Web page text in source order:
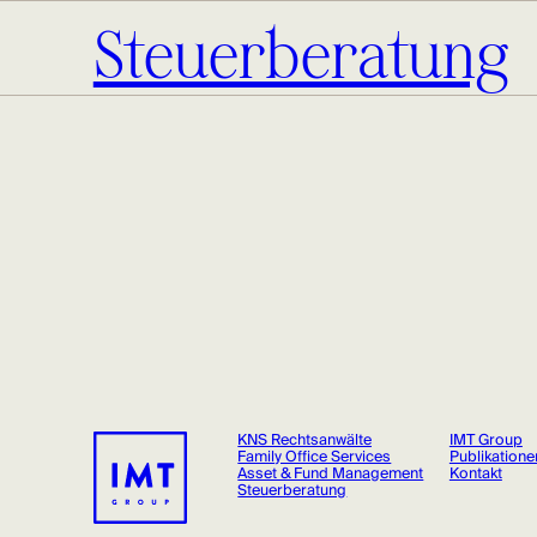
Steuerberatung
KNS Rechtsanwälte
Family Office Services
Asset & Fund Management
Steuerberatung
IMT Group
Kontakt